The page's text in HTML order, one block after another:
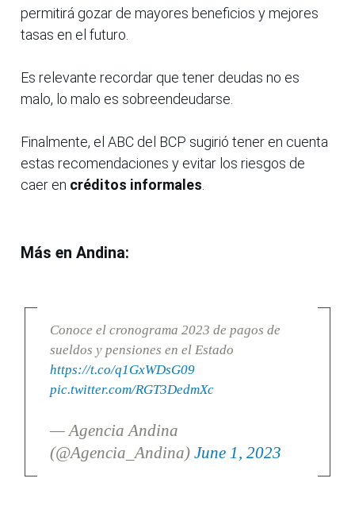
permitirá gozar de mayores beneficios y mejores
tasas en el futuro.
Es relevante recordar que tener deudas no es
malo, lo malo es sobreendeudarse.
Finalmente, el ABC del BCP sugirió tener en cuenta
estas recomendaciones y evitar los riesgos de
caer en créditos informales.
Más en Andina:
Conoce el cronograma 2023 de pagos de
sueldos y pensiones en el Estado
https://t.co/q1GxWDsG09
pic.twitter.com/RGT3DedmXc
— Agencia Andina
(@Agencia_Andina) June 1, 2023